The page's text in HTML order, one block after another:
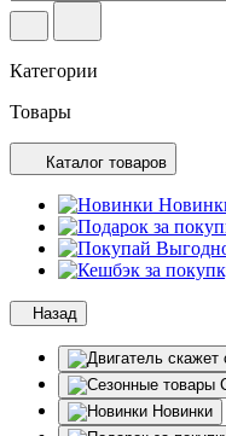
Категории
Товары
Каталог товаров
Назад
Новинки